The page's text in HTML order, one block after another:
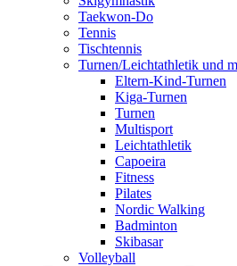
Taekwon-Do
Tennis
Tischtennis
Turnen/Leichtathletik und
Eltern-Kind-Turnen
Kiga-Turnen
Turnen
Multisport
Leichtathletik
Capoeira
Fitness
Pilates
Nordic Walking
Badminton
Skibasar
Volleyball